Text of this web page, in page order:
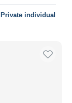
Private individual